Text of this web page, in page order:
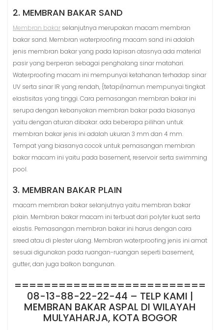
2. MEMBRAN BAKAR SAND
Membran bakar selanjutnya merupakan macam membran
bakar sand. Membran waterproofing macam sand ini adalah
jenis membran bakar yang pada lapisan atasnya ada material
pasir yang berperan sebagai penghalang sinar matahari.
Waterproofing macam ini mempunyai ketahanan terhadap sinar
UV serta sinar IR yang rendah, {tetapi|namun mempunyai tingkat
elastisitas yang tinggi. Cara pemasangan membran bakar ini
serupa dengan kebanyakan membran bakar pada biasanya
yaitu dengan aturan dibakar. ada beberapa pilihan untuk
membran bakar jenis ini adalah ukuran 3 mm dan 4 mm.
Tempat yang biasanya cocok untuk pemasangan membran
bakar macam ini yaitu pada basement, reservoir serta swimming
pool.
3. MEMBRAN BAKAR PLAIN
macam membran bakar selanjutnya yaitu membran bakar
plain. Membran bakar macam ini terbuat dari polyter kuat serta
elastis. Pemasangan membran bakar ini harus dengan cara
sreed atau di plester ulang. Membran waterproofing jenis ini amat
sesuai digunakan pada ruangan-ruangan seperti basement,
gutter, dan juga balkon bangunan.
==========================
08-13-88-22-22-44 – TELP KAMI |
MEMBRAN BAKAR ASPAL DI WILAYAH
MULYAHARJA, KOTA BOGOR